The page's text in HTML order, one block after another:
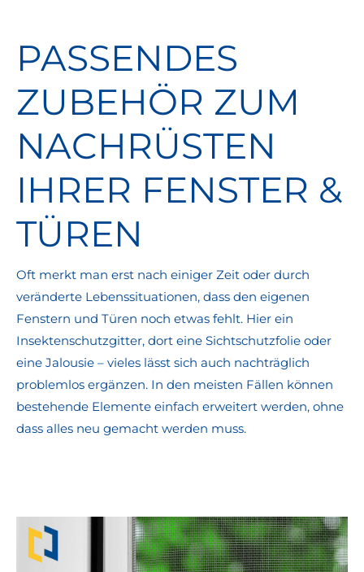
PASSENDES
ZUBEHÖR ZUM
NACHRÜSTEN
IHRER FENSTER &
TÜREN
Oft merkt man erst nach einiger Zeit oder durch
veränderte Lebenssituationen, dass den eigenen
Fenstern und Türen noch etwas fehlt. Hier ein
Insektenschutzgitter, dort eine Sichtschutzfolie oder
eine Jalousie – vieles lässt sich auch nachträglich
problemlos ergänzen. In den meisten Fällen können
bestehende Elemente einfach erweitert werden, ohne
dass alles neu gemacht werden muss.